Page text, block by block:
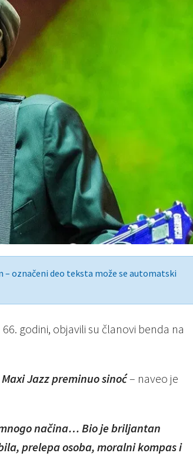
označeni deo teksta može se automatski
godini, objavili su članovi benda na
Jazz preminuo sinoć– naveo je
načina… Bio je briljantan
prelepa osoba, moralni kompas i